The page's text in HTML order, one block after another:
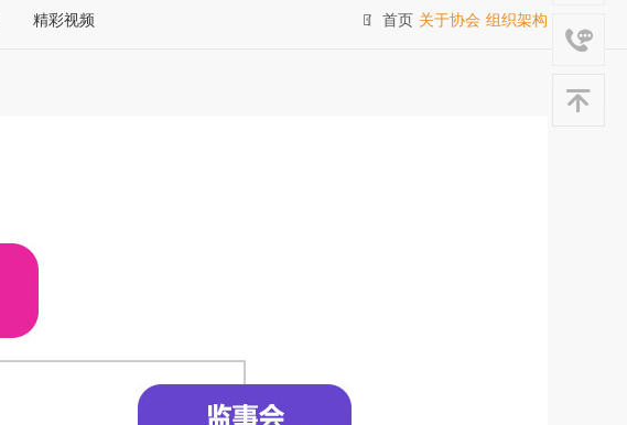
精彩视频 首页 关于协会 组织架构